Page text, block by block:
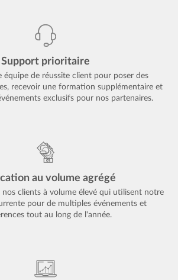
Support prioritaire
équipe de réussite client pour poser des
recevoir une formation supplémentaire et
exclusifs pour nos partenaires.
au volume agrégé
nos clients à volume élevé qui utilisent notre
pour de multiples événements et
tout au long de l'année.